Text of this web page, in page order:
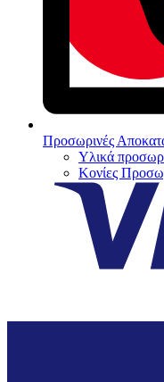
Προσωρινές
Υλικά
Κονίες